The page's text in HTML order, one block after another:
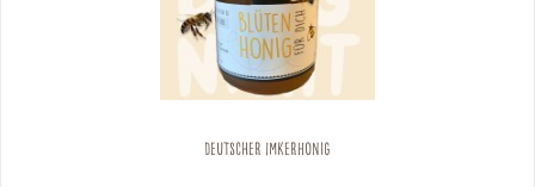
Deutscher Imkerhonig